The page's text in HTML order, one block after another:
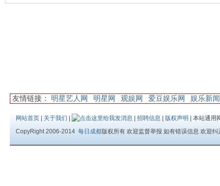
友情链接： 明星艺人网 明星网 观娱网 爱豆娱乐网 娱乐新闻
网站首页 关于我们 招聘信息 版权声明
| 本站通用
CopyRight 2006-2014 每日成都版权所有 欢迎监督举报 如有错误信息 欢迎纠